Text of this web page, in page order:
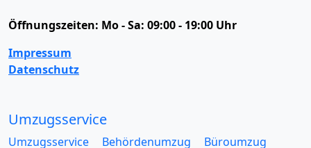
Öffnungszeiten: Mo - Sa: 09:00 - 19:00 Uhr
Impressum
Datenschutz
Umzugsservice
Umzugsservice Behördenumzug
Büroumzug